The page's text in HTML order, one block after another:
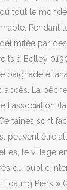
tout le
Pendant
par
à Belley
baignade et
La
l'association
sont
peuvent être
le village
du public
Piers »